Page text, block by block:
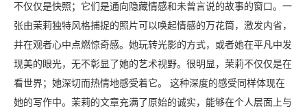
不仅仅是快照；它们是通向隐藏情感和未曾言说的故事的窗口。一
张由茉莉独特风格捕捉的照片可以唤起情感的万花筒，激发内省，
并在观者心中点燃惊奇感。她玩转光影的方式，或者她在平凡中发
现美的眼光，无不彰显了她的艺术视野。很明显，茉莉不仅仅是在
看世界；她深切而热情地感受着它。 这种深度的感受同样体现在
她的写作中。茉莉的文章充满了原始的诚实，能够在个人层面上与